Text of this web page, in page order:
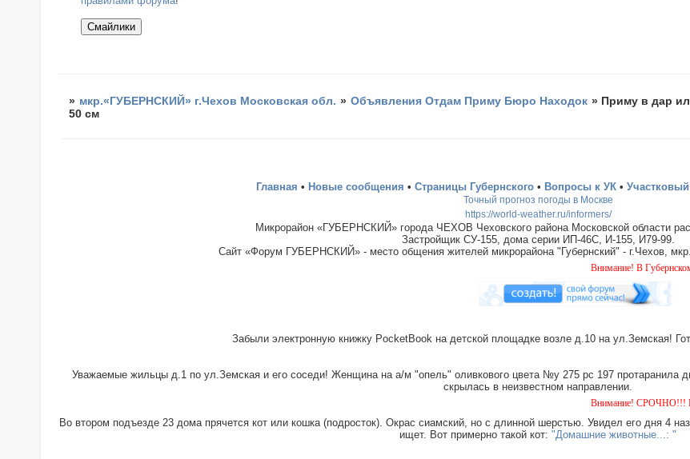
» мкр.«ГУБЕРНСКИЙ» г.Чехов Московская обл. » Объявления Отдам Приму Бюро Находок » Приму в дар
50 см
Главная • Новые сообщения • Страницы Губернского • Вопросы к УК • Участковый
Точный прогноз погоды в Москве
https://world-weather.ru/informers/
Микрорайон «ГУБЕРНСКИЙ» города ЧЕХОВ Чеховского района Московской области
Застройщик СУ-155, дома серии ИП-46С, И-155, И79-99.
Сайт «Форум ГУБЕРНСКИЙ» - место общения жителей микрорайона "Губернский" - г.Чехов,
Внимание! В Губернском
Забыли электронную книжку PocketBook на детской площадке возле д.10 на ул.Земская!
Уважаемые жильцы д.1 по ул.Земская и его соседи! Женщина на а/м "опель" оливкового цвета №у 275 рс 197 протаранила
скрылась в неизвестном направлении.
Внимание! СРОЧНО!!! Пропала
Во втором подъезде 23 дома прячется кот или кошка (подросток). Окрас сиамский, но с длинной шерстью. Увидел его дня 4
ищет. Вот примерно такой кот: "Домашние животные...: "